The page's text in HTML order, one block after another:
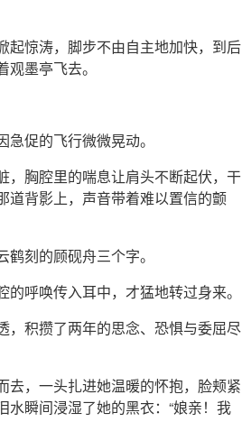
起惊涛，脚步不由自主地加快，到后
墨亭飞去。
促的飞行微微晃动。
，胸腔里的喘息让肩头不断起伏，干
道背影上，声音带着难以置信的颤
刻的顾砚舟三个字。
呼唤传入耳中，才猛地转过身来。
，积攒了两年的思念、恐惧与委屈尽
去，一头扎进她温暖的怀抱，脸颊紧
瞬间浸湿了她的黑衣：“娘亲！我